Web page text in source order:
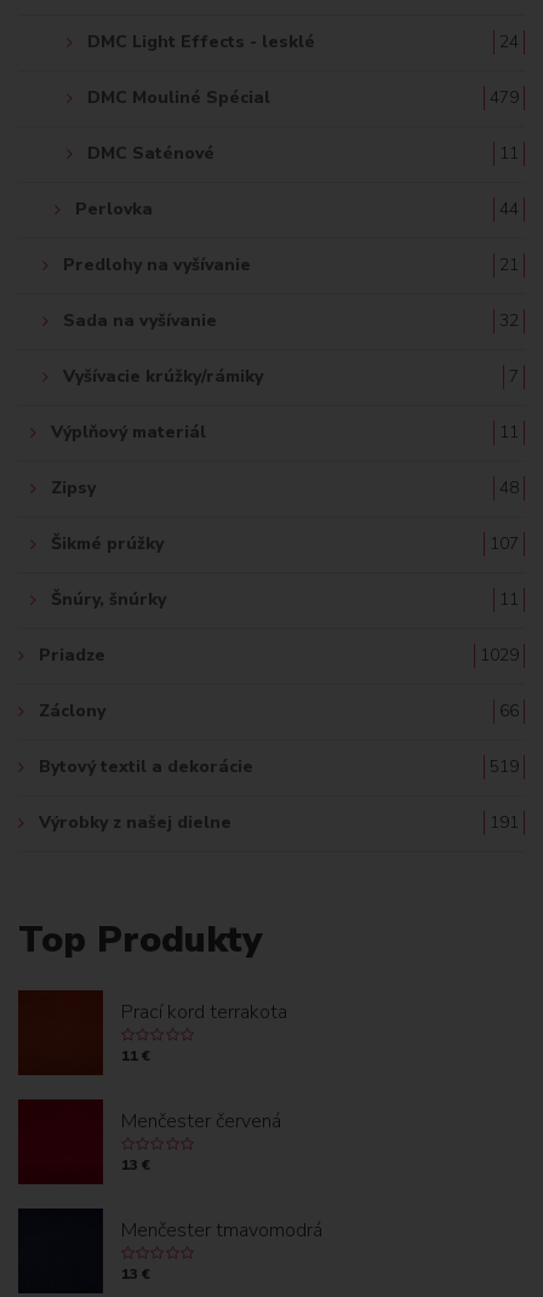
DMC Light Effects - lesklé 24
DMC Mouliné Spécial 479
DMC Saténové 11
Perlovka 44
Predlohy na vyšívanie 21
Sada na vyšívanie 32
Vyšívacie krúžky/rámiky 7
Výplňový materiál 11
Zipsy 48
Šikmé prúžky 107
Šnúry, šnúrky 11
Priadze 1029
Záclony 66
Bytový textil a dekorácie 519
Výrobky z našej dielne 191
Top Produkty
Prací kord terrakota
11 €
Menčester červená
13 €
Menčester tmavomodrá
13 €